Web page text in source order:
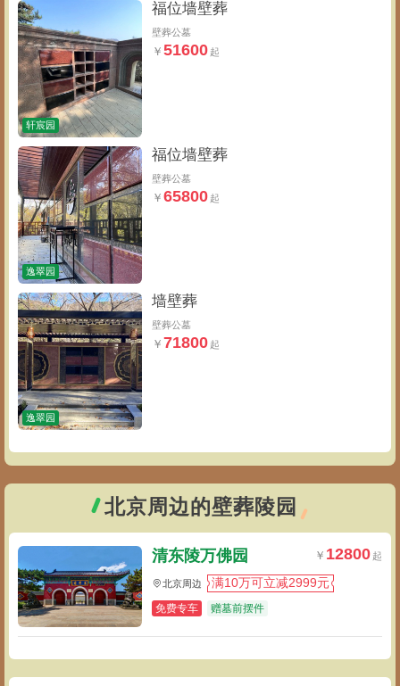
轩宸园
福位墙壁葬
壁葬公墓
51600
逸翠园
福位墙壁葬
壁葬公墓
65800
逸翠园
墙壁葬
壁葬公墓
71800
北京周边的壁葬陵园
清东陵万佛园 12800
北京周边 满10万可立减2999元
免费专车 赠墓前摆件